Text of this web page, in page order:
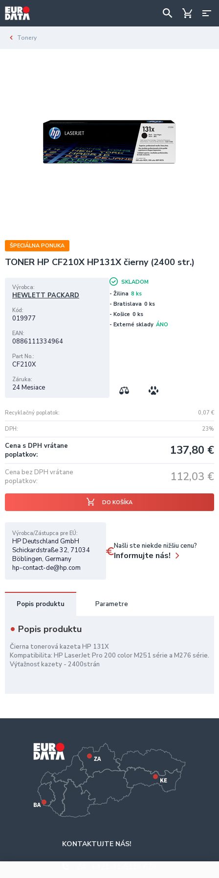
Tonery
ŠPECIÁLNA PONUKA
TONER HP CF210X HP131X čierny (2400 str.)
Recyklačný poplatok 0,07 €
DPH 23%
Cena s DPH vrátane
poplatkov
137,80 €
Cena bez DPH vrátane
poplatkov
112,03 €
DO KOŠÍKA
Výrobca
HEWLETT PACKARD
Kód
019977
EAN
0886111334964
Part No.
CF210X
Záruka
24 Mesiace
SKLADOM
- Žilina 8 ks
- Bratislava 0 ks
- Košice 0 ks
- Externé sklady ÁNO
Výrobca/Zástupca pre EÚ
HP Deutschland GmbH
Schickardstraße 32, 71034
Böblingen, Germany
hp-contact-de@hp.com
Našli ste niekde nižšiu cenu?
Informujte nás!
Popis produktu Parametre
Popis produktu
Čierna tonerová kazeta HP 131X
Kompatibilita: HP LaserJet Pro 200 color M251 série a M276 série.
Výťažnosť kazety - 2400strán
KONTAKTUJTE NÁS!